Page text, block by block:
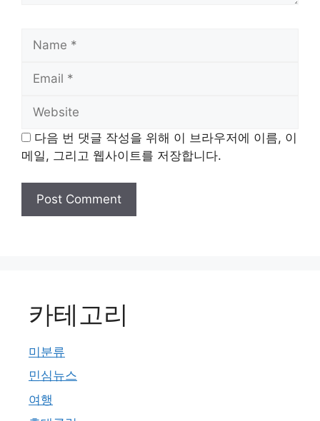
다음 번 댓글 작성을 위해 이 브라우저에 이름, 이
메일, 그리고 웹사이트를 저장합니다.
카테고리
미분류
민심뉴스
여행